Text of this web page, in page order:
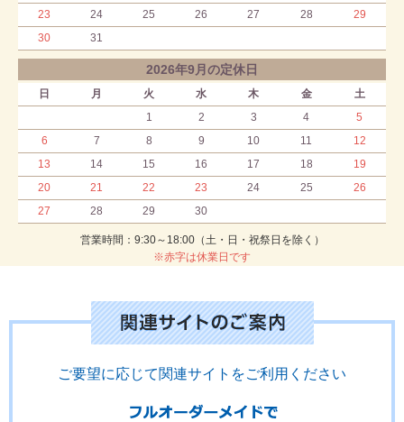
23
24 25 26 27 28
29
30
31
2026年9月の定休日
日 月 火 水 木 金
土
1
2 3 4
5
6
7 8 9 10 11
12
13
14 15 16 17 18
19
20
21 22 23 24 25
26
27
28 29 30
営業時間：9:30～18:00（土・日・祝祭日を除く）
※赤字は休業日です
ご要望に応じて関連サイトをご利用ください